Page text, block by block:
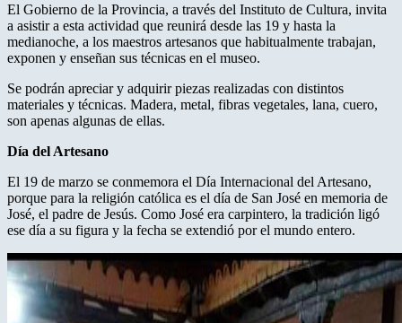
El Gobierno de la Provincia, a través del Instituto de Cultura, invita
a asistir a esta actividad que reunirá desde las 19 y hasta la
medianoche, a los maestros artesanos que habitualmente trabajan,
exponen y enseñan sus técnicas en el museo.
Se podrán apreciar y adquirir piezas realizadas con distintos
materiales y técnicas. Madera, metal, fibras vegetales, lana, cuero,
son apenas algunas de ellas.
Día del Artesano
El 19 de marzo se conmemora el Día Internacional del Artesano,
porque para la religión católica es el día de San José en memoria de
José, el padre de Jesús. Como José era carpintero, la tradición ligó
ese día a su figura y la fecha se extendió por el mundo entero.